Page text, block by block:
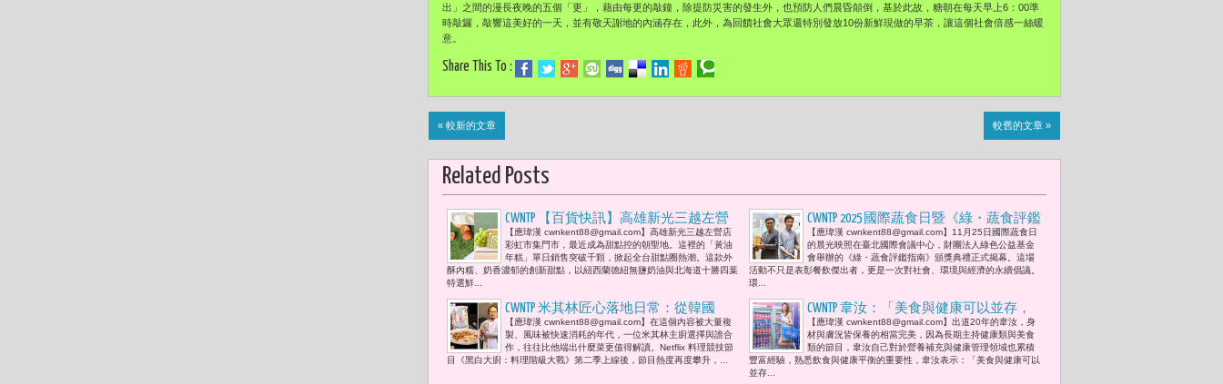
出」之間的漫長夜晚的五個「更」，藉由每更的敲鐘，除提防災害的發生外，也預防人們晨昏顛倒，基於此故，糖朝在每天早上6：00準
時敲鑼，敲響這美好的一天，並有敬天謝地的內涵存在，此外，為回饋社會大眾還特別發放10份新鮮現做的早茶，讓這個社會倍感一絲暖
意。
Share This To :
« 較新的文章 較舊的文章 »
Related Posts
CWNTP 【百貨快訊】高雄新光三越左營
店彩虹市集門市 開心果黃油年糕一天狂
賣千顆 引爆高雄甜點熱潮 微風信義B1推
快閃 日本排隊生吐司「銀座仁志川」限
【應瑋漢 cwnkent88@gmail.com】高雄新光三越左營店
彩虹市集門市，最近成為甜點控的朝聖地。這裡的「黃油
年糕」單日銷售突破千顆，掀起全台甜點圈熱潮。這款外
酥內糯、奶香濃郁的創新甜點，以紐西蘭德紐無鹽奶油與北海道十勝四葉
特選鮮...
CWNTP 2025 國際蔬食日暨《綠・蔬食評鑑
指南》頒獎典禮 彭啟明、戴慶華與陳鴻
呼籲「改變從餐桌開始，蔬食行動點亮
ESG永續未來。」
【應瑋漢 cwnkent88@gmail.com】11月25日國際蔬食日
的晨光映照在臺北國際會議中心，財團法人綠色公益基金
會舉辦的《綠・蔬食評鑑指南》頒獎典禮正式揭幕。這場
活動不只是表彰餐飲傑出者，更是一次對社會、環境與經濟的永續倡議。
環...
CWNTP 米其林匠心落地日常：從韓國
《黑白大廚》金度潤到台灣阿舍乾麵
『DO KIM』全球展現
【應瑋漢 cwnkent88@gmail.com】在這個內容被大量複
製、風味被快速消耗的年代，一位米其林主廚選擇與誰合
作，往往比他端出什麼菜更值得解讀。Netflix 料理競技節
目《黑白大廚：料理階級大戰》第二季上線後，節目熱度再度攀升，...
CWNTP 韋汝：「美食與健康可以並存，
關鍵在於如何選擇適合自己的營養補充
方式。」
【應瑋漢 cwnkent88@gmail.com】出道20年的韋汝，身
材與膚況皆保養的相當完美，因為長期主持健康類與美食
類的節目，韋汝自己對於營養補充與健康管理領域也累積
豐富經驗，熟悉飲食與健康平衡的重要性，韋汝表示：「美食與健康可以
並存...